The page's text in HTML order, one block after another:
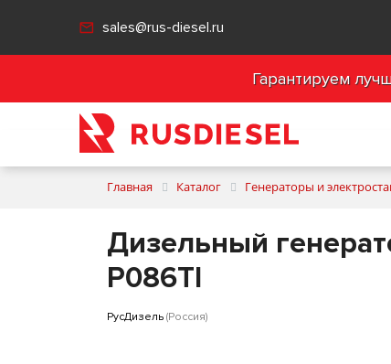
sales@rus-diesel.ru
Гарантируем
Главная Каталог Генераторы и
Дизельный
P086TI
РусДизель (Россия)